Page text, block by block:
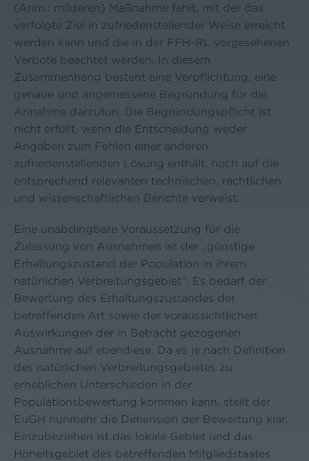
(Anm.: milderen) Maßnahme fehlt, mit der das
verfolgte Ziel in zufriedenstellender Weise erreicht
werden kann und die in der FFH-RL vorgesehenen
Verbote beachtet werden. In diesem
Zusammenhang besteht eine Verpflichtung, eine
genaue und angemessene Begründung für die
Annahme darzutun. Die Begründungspflicht ist
nicht erfüllt, wenn die Entscheidung weder
Angaben zum Fehlen einer anderen
zufriedenstellenden Lösung enthält, noch auf die
entsprechend relevanten technischen, rechtlichen
und wissenschaftlichen Berichte verweist.
Eine unabdingbare Voraussetzung für die
Zulassung von Ausnahmen ist der „günstige
Erhaltungszustand der Population in ihrem
natürlichen Verbreitungsgebiet“. Es bedarf der
Bewertung des Erhaltungszustandes der
betreffenden Art sowie der voraussichtlichen
Auswirkungen der in Betracht gezogenen
Ausnahme auf ebendiese. Da es je nach Definition
des natürlichen Verbreitungsgebietes zu
erheblichen Unterschieden in der
Populationsbewertung kommen kann, stellt der
EuGH nunmehr die Dimension der Bewertung klar.
Einzubeziehen ist das lokale Gebiet und das
Hoheitsgebiet des betreffenden Mitgliedstaates